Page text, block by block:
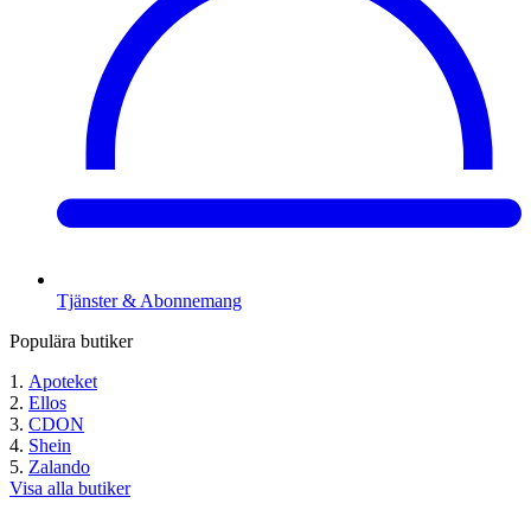
Tjänster & Abonnemang
Populära butiker
Apoteket
Ellos
CDON
Shein
Zalando
Visa alla butiker